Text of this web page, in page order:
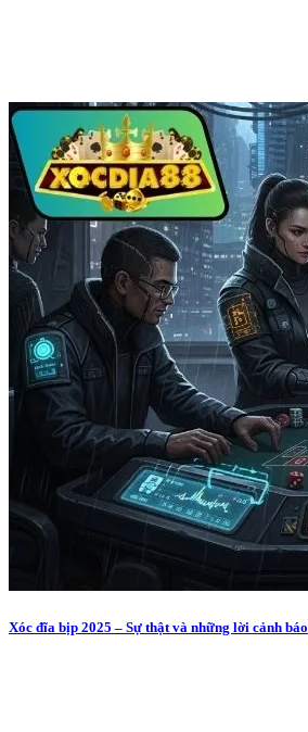
Xóc đĩa bịp 2025 – Sự thật và những lời cảnh báo